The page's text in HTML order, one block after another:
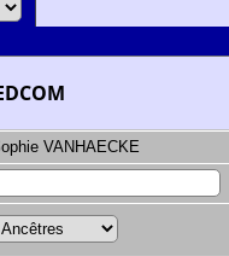
VANHAECKE